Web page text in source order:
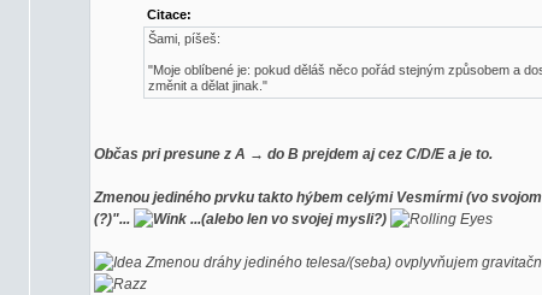
Citace:
Šami, píšeš:
"Moje oblíbené je: pokud děláš něco pořád stejným způsobem a
změnit a dělat jinak."
Občas pri presune z A → do B prejdem aj cez C/D/E a je to.
Zmenou jediného prvku takto hýbem celými Vesmírmi (vo
(?)"...
...(alebo len vo svojej mysli?)
Zmenou dráhy jediného telesa/(seba) ovplyvňujem